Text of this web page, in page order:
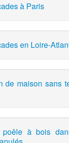
à Paris
en Loire-
de maison sans
poêle à bois